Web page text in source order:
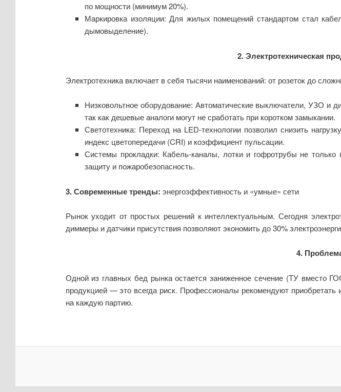
по мощности (минимум 20%).
Маркировка изоляции: Для жилых помещений стандартом стал
дымовыделение).
2. Электротехническая
Электротехника включает в себя тысячи наименований: от розеток до
Низковольтное оборудование: Автоматические выключатели, УЗО
так как дешевые аналоги могут не сработать при коротком замыкании.
Светотехника: Переход на LED-технологии позволил снизить
индекс цветопередачи (CRI) и коэффициент пульсации.
Системы прокладки: Кабель-каналы, лотки и гофротрубы не
защиту и пожаробезопасность.
3. Современные тренды: энергоэффективность и «умные» сети
Рынок уходит от простых решений к интеллектуальным. Сегодня
диммеры и датчики присутствия позволяют экономить до 30%
4.
Одной из главных бед рынка остается заниженное сечение (ТУ вместо
продукцией — это всегда риск. Профессионалы рекомендуют
на каждую партию.